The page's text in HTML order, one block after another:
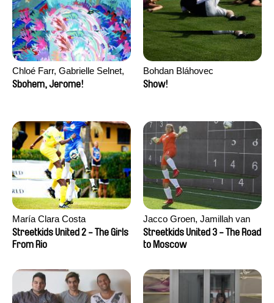
Chloé Farr, Gabrielle Selnet,
Adam Sillard
Sbohem, Jerome!
Bohdan Bláhovec
Show!
María Clara Costa
Streetkids United 2 - The Girls
From Rio
Jacco Groen, Jamillah van
der Hulst
Streetkids United 3 - The Road
to Moscow